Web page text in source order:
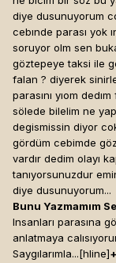
diye dusunuyorum
cebınde parası yok
soruyor olm sen
göztepeye taksi ile
falan ? diyerek
parasını yıom
sölede bilelim ne
degismissin diyor
gördüm cebimde
vardır dedim olayı
tanıyorsunuzdur
diye dusunuyorum...
Bunu Yazmamım
Insanları parasına
anlatmaya
Saygılarımla...[hline]+